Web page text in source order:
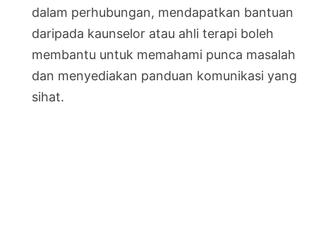
dalam perhubungan, mendapatkan bantuan
daripada kaunselor atau ahli terapi boleh
membantu untuk memahami punca masalah
dan menyediakan panduan komunikasi yang
sihat.